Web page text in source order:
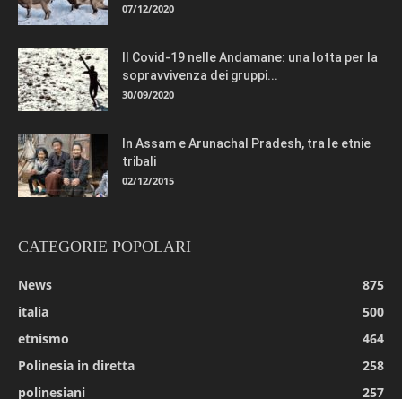
07/12/2020
Il Covid-19 nelle Andamane: una lotta per la
sopravvivenza dei gruppi...
30/09/2020
In Assam e Arunachal Pradesh, tra le etnie
tribali
02/12/2015
CATEGORIE POPOLARI
News
875
italia
500
etnismo
464
Polinesia in diretta
258
polinesiani
257